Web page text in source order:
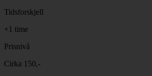
Tidsforskjell
+1 time
Prisnivå
Cirka 150,-